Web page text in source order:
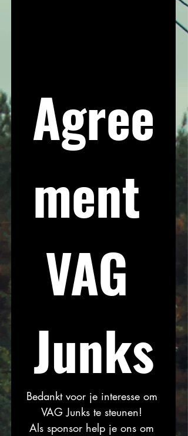
Agree
ment
VAG
Junks
Bedankt voor je interesse om
Als sponsor help je ons om